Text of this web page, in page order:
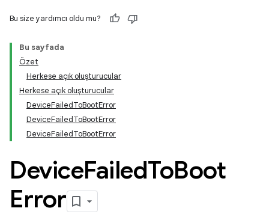
Bu size yardımcı oldu mu?
Bu sayfada
Özet
Herkese açık oluşturucular
Herkese açık oluşturucular
DeviceFailedToBootError
DeviceFailedToBootError
DeviceFailedToBootError
DeviceFailedToBoot
Error